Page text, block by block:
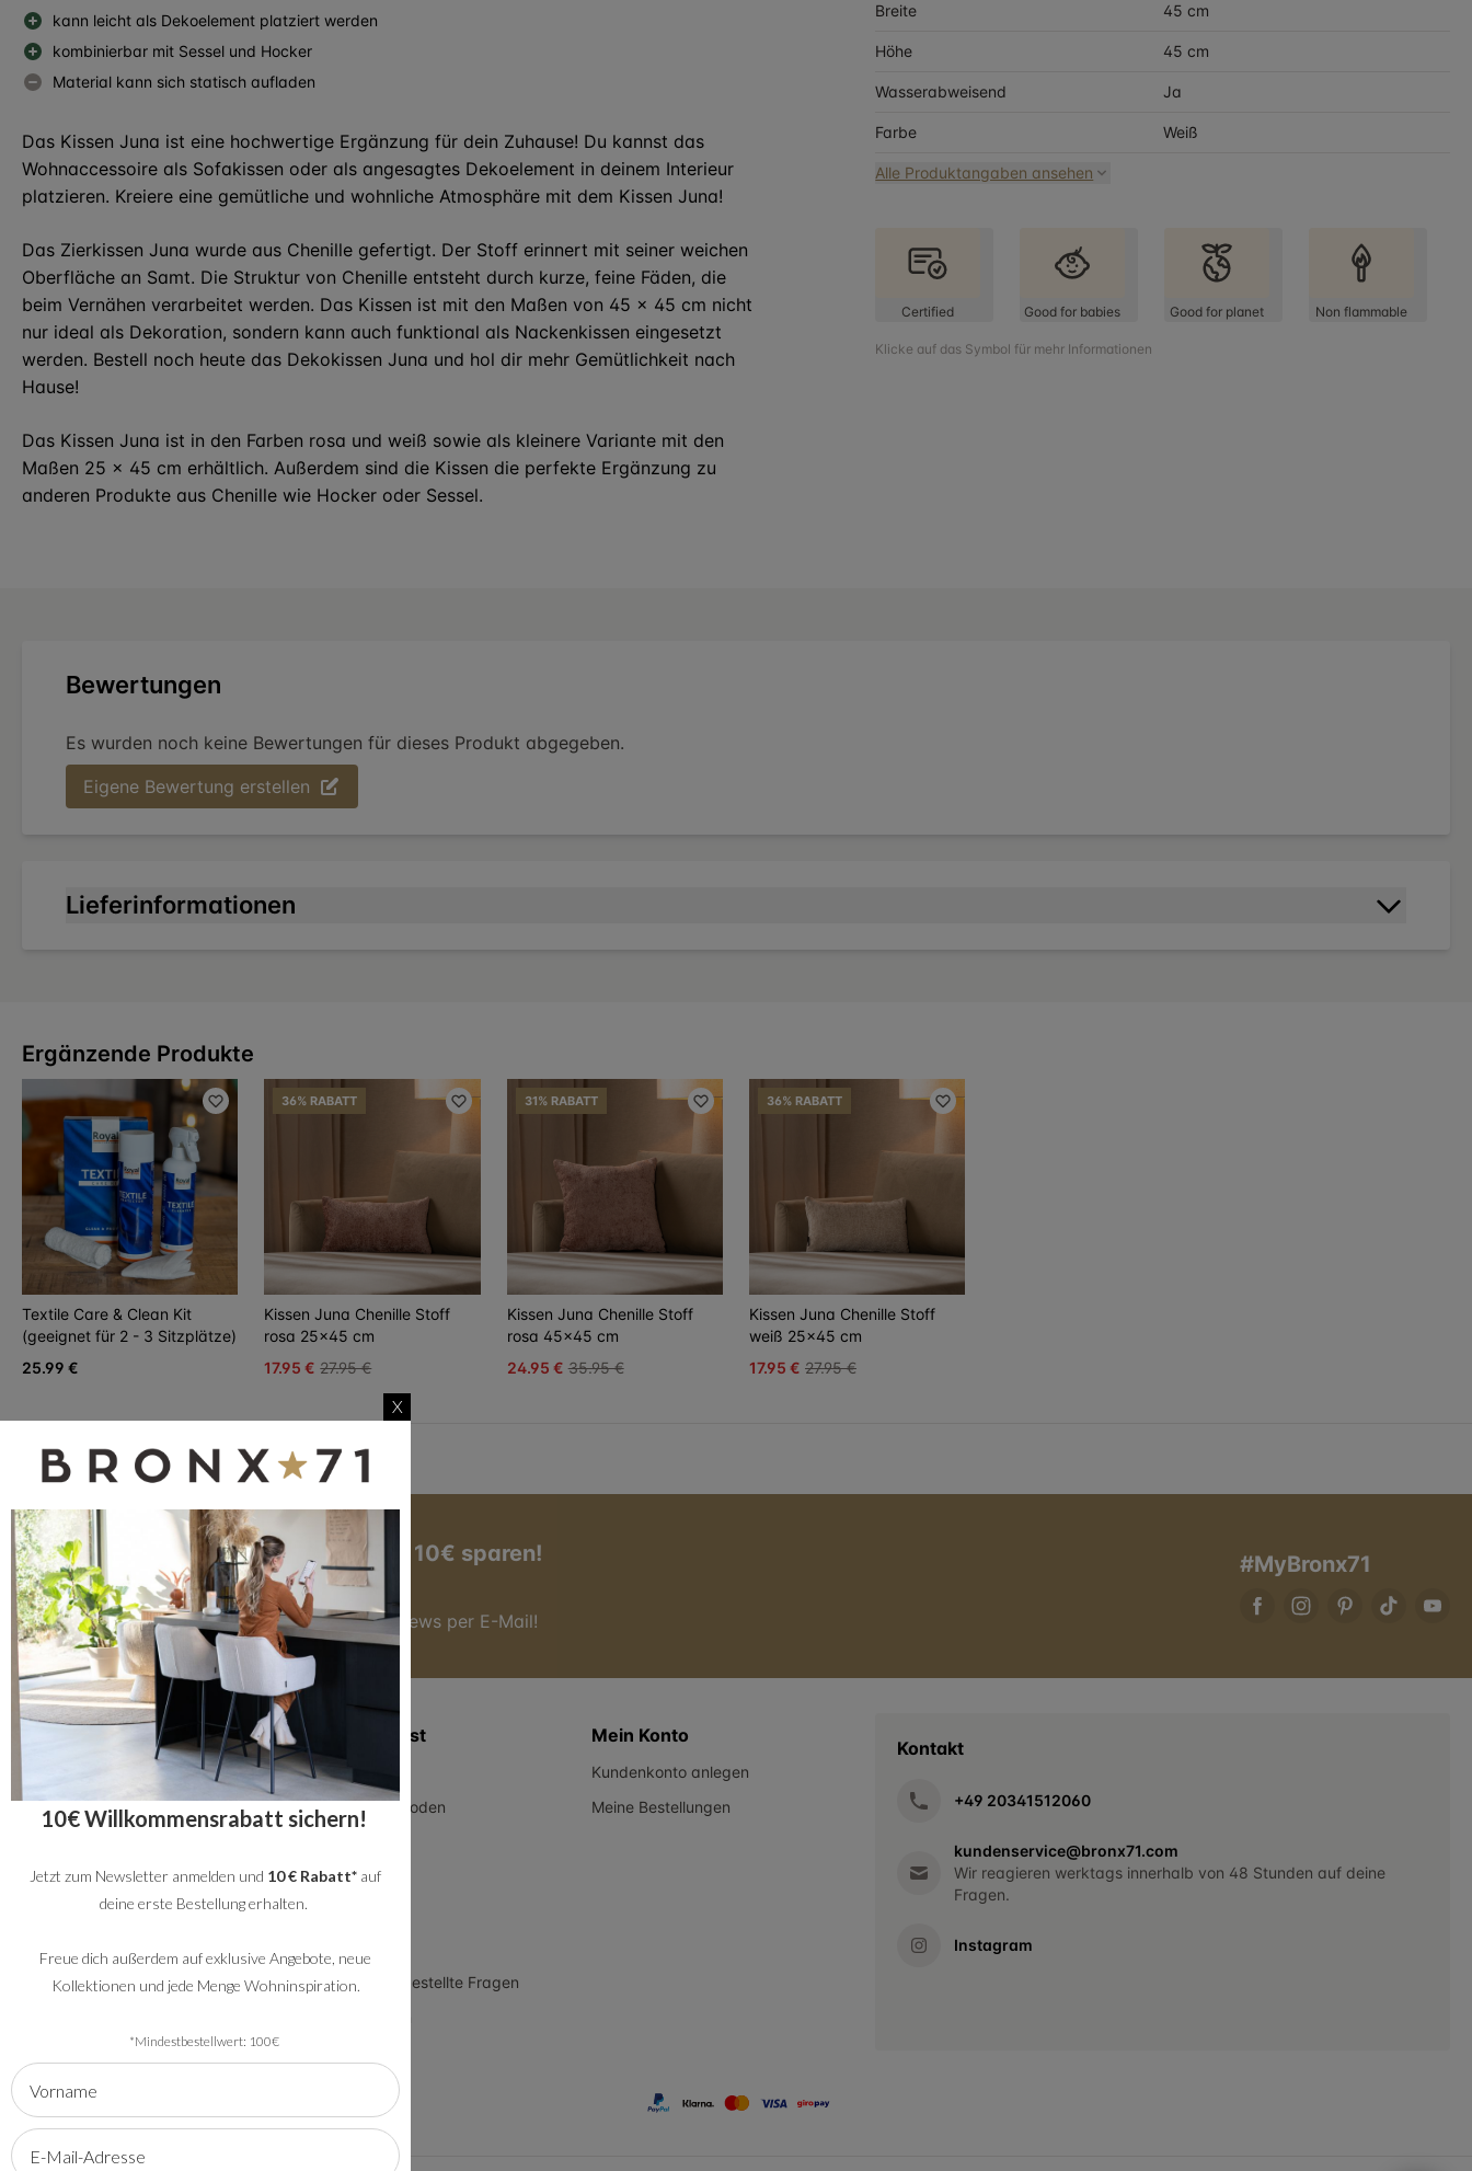
kann leicht als Dekoelement platziert werden
kombinierbar mit Sessel und Hocker
Material kann sich statisch aufladen
Das Kissen Juna ist eine hochwertige Ergänzung für dein Zuhause! Du kannst das
Wohnaccessoire als Sofakissen oder als angesagtes Dekoelement in deinem Interieur
platzieren. Kreiere eine gemütliche und wohnliche Atmosphäre mit dem Kissen Juna!
Das Zierkissen Juna wurde aus Chenille gefertigt. Der Stoff erinnert mit seiner weichen
Oberfläche an Samt. Die Struktur von Chenille entsteht durch kurze, feine Fäden, die
beim Vernähen verarbeitet werden. Das Kissen ist mit den Maßen von 45 x 45 cm nicht
nur ideal als Dekoration, sondern kann auch funktional als Nackenkissen eingesetzt
werden. Bestell noch heute das Dekokissen Juna und hol dir mehr Gemütlichkeit nach
Hause!
Das Kissen Juna ist in den Farben rosa und weiß sowie als kleinere Variante mit den
Maßen 25 x 45 cm erhältlich. Außerdem sind die Kissen die perfekte Ergänzung zu
anderen Produkte aus Chenille wie Hocker oder Sessel.
Breite 45 cm
Höhe 45 cm
Wasserabweisend Ja
Farbe Weiß
Alle Produktangaben ansehen
Certified Good for babies Good for planet Non flammable
Klicke auf das Symbol für mehr Informationen
Bewertungen
Es wurden noch keine Bewertungen für dieses Produkt abgegeben.
Eigene Bewertung erstellen
Lieferinformationen
Ergänzende Produkte
Textile Care & Clean Kit
(geeignet für 2 - 3 Sitzplätze)
25.99 €
36% RABATT
Kissen Juna Chenille Stoff
rosa 25x45 cm
17.95 € 27.95 €
31% RABATT
Kissen Juna Chenille Stoff
rosa 45x45 cm
24.95 € 35.95 €
36% RABATT
Kissen Juna Chenille Stoff
weiß 25x45 cm
17.95 € 27.95 €
Jetzt zum Newsletter anmelden und 10€ sparen!
Hier anmelden
Du bekommst immer die besten Angebote & News per E-Mail!
#MyBronx71
Zusatzinformation
Geschäftskunden
Datenschutz
Arbeiten bei Bronx71
Kundendienst
Über uns
Zahlungsmethoden
Service
Rückversand
FAQ - häufig gestellte Fragen
Mein Konto
Kundenkonto anlegen
Meine Bestellungen
Kontakt
+49 20341512060
kundenservice@bronx71.com
Wir reagieren werktags innerhalb von 48 Stunden auf deine
Fragen.
Instagram
X
10€ Willkommensrabatt sichern!
Jetzt zum Newsletter anmelden und 10 € Rabatt* auf
deine erste Bestellung erhalten.
Freue dich außerdem auf exklusive Angebote, neue
Kollektionen und jede Menge Wohninspiration.
*Mindestbestellwert: 100€